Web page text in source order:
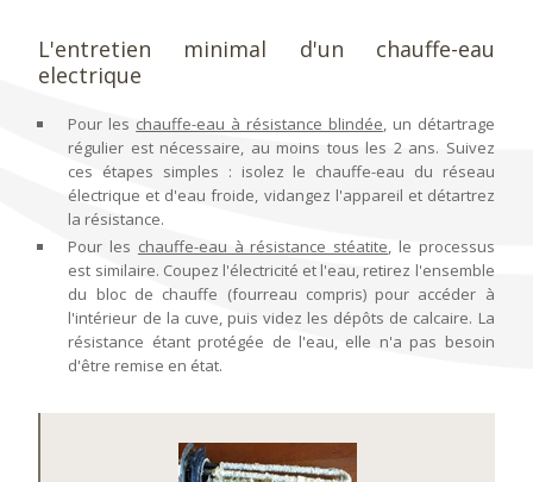
L'entretien minimal d'un chauffe-eau
electrique
Pour leschauffe-eau à résistance blindée, un détartrage
régulier est nécessaire, au moins tous les 2 ans. Suivez
ces étapes simples : isolez le chauffe-eau du réseau
électrique et d'eau froide, vidangez l'appareil et détartrez
la résistance.
Pour les chauffe-eau à résistance stéatite, le processus
est similaire. Coupez l'électricité et l'eau, retirez l'ensemble
du bloc de chauffe (fourreau compris) pour accéder à
l'intérieur de la cuve, puis videz les dépôts de calcaire. La
résistance étant protégée de l'eau, elle n'a pas besoin
d'être remise en état.